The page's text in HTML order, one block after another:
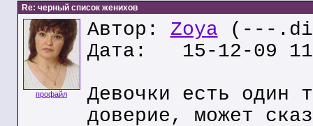
Re: черный список женихов
профайл
Автор: Zoya (---
Дата: 15-12-09
Девочки есть один
доверие, может